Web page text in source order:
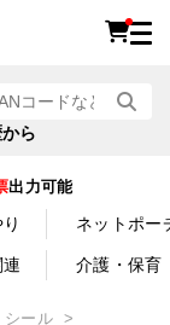
ら
出力可能
ネットポー
介護・保育
シール